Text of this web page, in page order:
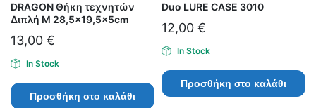
DRAGON Θήκη τεχνητών
Διπλή M 28,5×19,5x5cm
13,00 €
In Stock
Προσθήκη στο καλάθι
Duo LURE CASE 3010
12,00 €
In Stock
Προσθήκη στο καλάθι